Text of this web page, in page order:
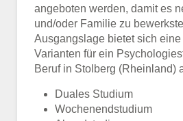
angeboten werden, damit es
und/oder Familie zu
Ausgangslage bietet sich
Varianten für ein
Beruf in Stolberg (Rheinland)
Duales Studium
Wochenendstudium